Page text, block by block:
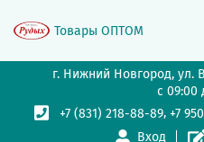
г. Нижний Новгород, ул.
с 09:00
+7 (831) 218-88-89,+7
Вход
Товары ОПТОМ